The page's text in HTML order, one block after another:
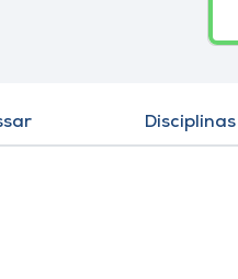
Disciplinas